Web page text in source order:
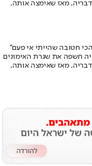
מאז שאימצה אותה,
חשפה את שגרת האימונים
מאז שאימצה אותה,